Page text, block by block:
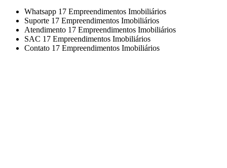
Whatsapp 17 Empreendimentos Imobiliários
Suporte 17 Empreendimentos Imobiliários
Atendimento 17 Empreendimentos Imobiliários
SAC 17 Empreendimentos Imobiliários
Contato 17 Empreendimentos Imobiliários